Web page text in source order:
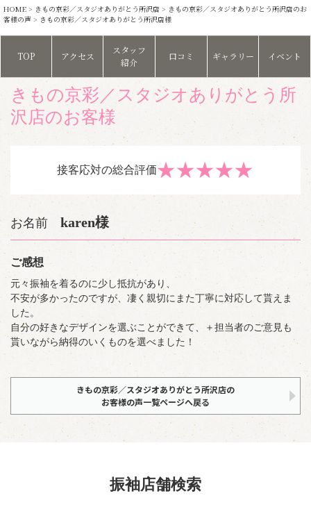
HOME > きもの京彩／スタジオありがとう所沢店 > きもの京彩／スタジオありがとう所沢店のお
客様の声 > きもの京彩／スタジオありがとう所沢店様
TOP アクセス
スタッフ
紹介
口コミ ギャラリー イベント
きもの京彩／スタジオありがとう所
沢店のお客様
接客応対の総合評価 ★
★
★
★
★
お名前 karen様
ご感想
元々振袖を着るのに少し抵抗があり、
不安が多かったのですが、凄く親切にまた丁寧に対応して貰えま
した。
自分の好きなデザインを選ぶことができて、＋担当者のご意見も
貰いながら納得のいくものを選べました！
きもの京彩／スタジオありがとう所沢店の
お客様の声一覧ページへ戻る
振袖店舗検索